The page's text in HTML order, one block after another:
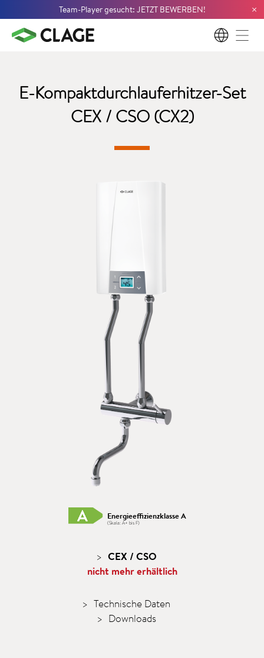
Team-Player gesucht: JETZT BEWERBEN! ×
DE
E-Kompaktdurchlauferhitzer-Set
CEX / CSO (CX2)
Energieeffizienzklasse A
(Skala: A+ bis F)
CEX / CSO
nicht mehr erhältlich
Technische Daten
Downloads